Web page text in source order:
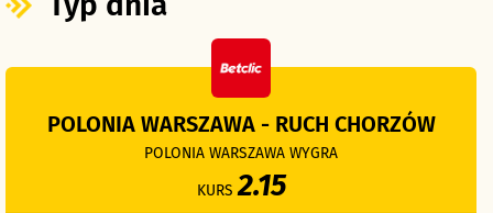
POLONIA WARSZAWA - RUCH CHORZÓW
POLONIA WARSZAWA WYGRA
KURS2.15